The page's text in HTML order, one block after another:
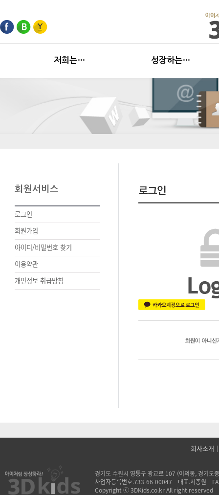
저희는… 성장하는…
회원서비스
로그인
회원가입
아이디/비밀번호 찾기
이용약관
개인정보 취급방침
회사소개
경기도 수원시 영통구 광교로 107 (이의동, 경
사업자등록번호.733-66-00047 대표.서종원
Copyright ⓒ 3DKids.co.kr All right reserved